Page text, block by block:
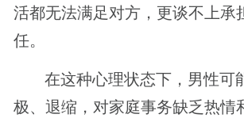
活都无法满足对方，更谈不上承
任。
在这种心理状态下，男性可
极、退缩，对家庭事务缺乏热情